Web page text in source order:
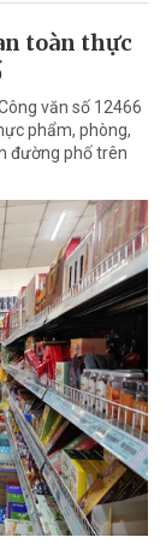
toàn thực
văn số 12466
phẩm, phòng,
đường phố trên